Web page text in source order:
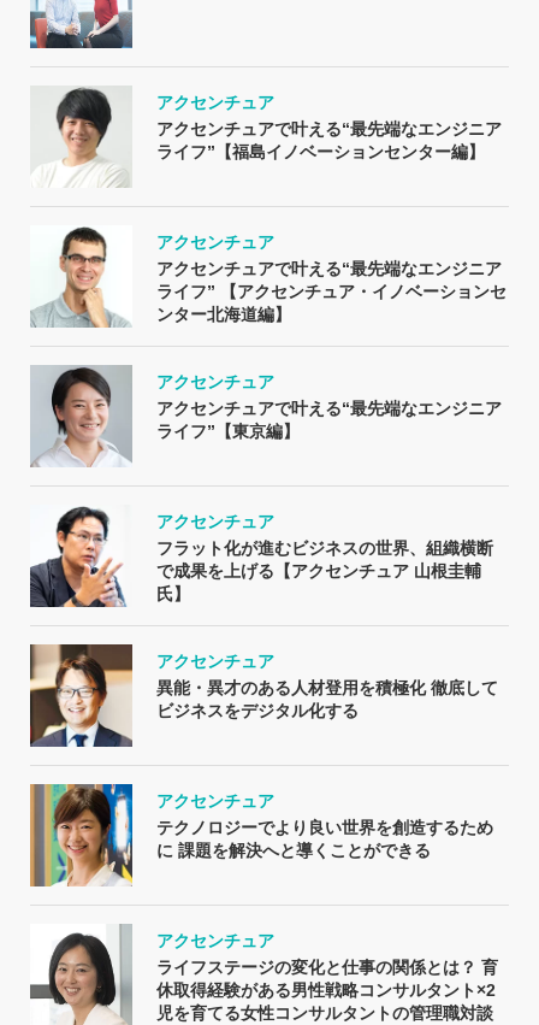
アクセンチュア
アクセンチュアで叶える“最先端なエンジニア
ライフ”【福島イノベーションセンター編】
アクセンチュア
アクセンチュアで叶える“最先端なエンジニア
ライフ” 【アクセンチュア・イノベーションセ
ンター北海道編】
アクセンチュア
アクセンチュアで叶える“最先端なエンジニア
ライフ”【東京編】
アクセンチュア
フラット化が進むビジネスの世界、組織横断
で成果を上げる【アクセンチュア 山根圭輔
氏】
アクセンチュア
異能・異才のある人材登用を積極化 徹底して
ビジネスをデジタル化する
アクセンチュア
テクノロジーでより良い世界を創造するため
に 課題を解決へと導くことができる
アクセンチュア
ライフステージの変化と仕事の関係とは？ 育
休取得経験がある男性戦略コンサルタント×2
児を育てる女性コンサルタントの管理職対談